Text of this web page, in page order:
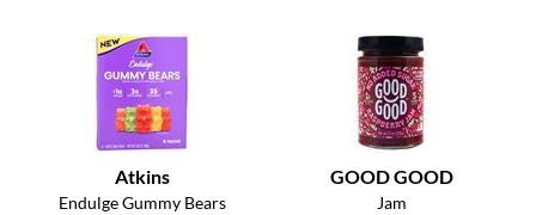
Atkins
Endulge Gummy Bears
GOOD GOOD
Jam